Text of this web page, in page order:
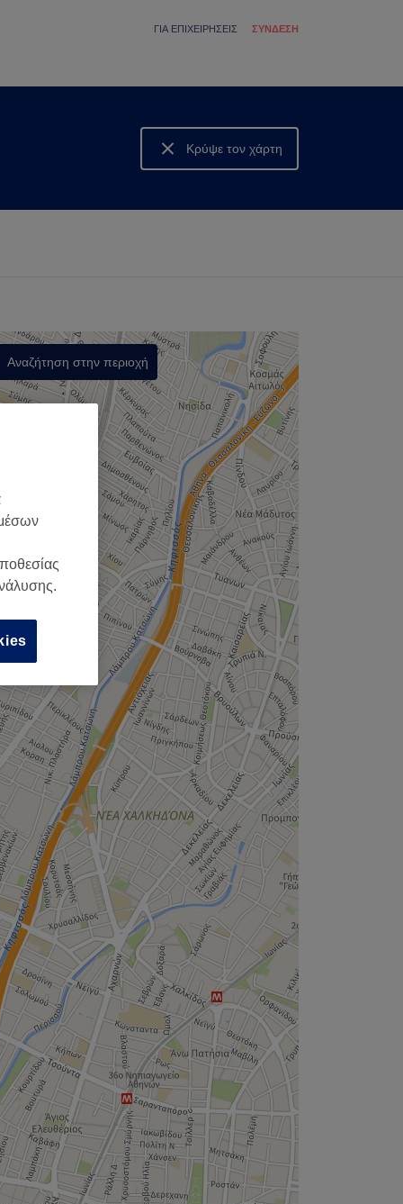
ΓΙΑ ΕΠΙΧΕΙΡΉΣΕΙΣ ΣΎΝΔΕΣΗ
Κρύψε τον χάρτη
Δες τον χάρτη
Αναζήτηση στην περιοχή
,
μέσων